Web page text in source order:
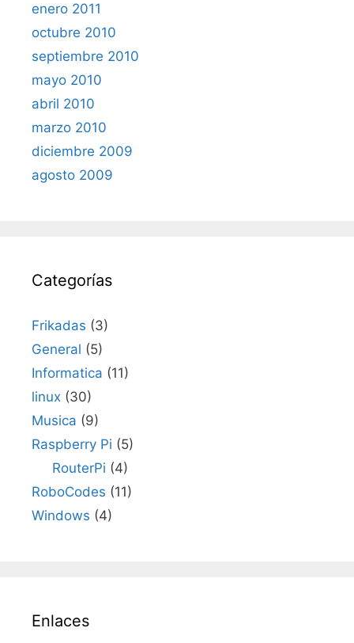
enero 2011
octubre 2010
septiembre 2010
mayo 2010
abril 2010
marzo 2010
diciembre 2009
agosto 2009
Categorías
Frikadas (3)
General (5)
Informatica (11)
linux (30)
Musica (9)
Raspberry Pi (5)
RouterPi (4)
RoboCodes (11)
Windows (4)
Enlaces